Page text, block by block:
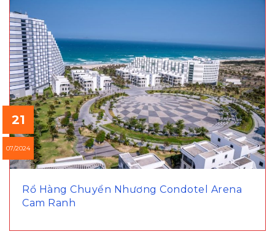
21
07/2024
Rổ Hàng Chuyển Nhương Condotel Arena
Cam Ranh